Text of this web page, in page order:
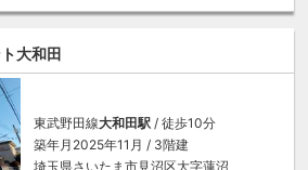
大和田
東武野田線大和田駅 / 徒歩10分
築年月2025年11月 / 3階建
埼玉県さいたま市見沼区大字蓮沼